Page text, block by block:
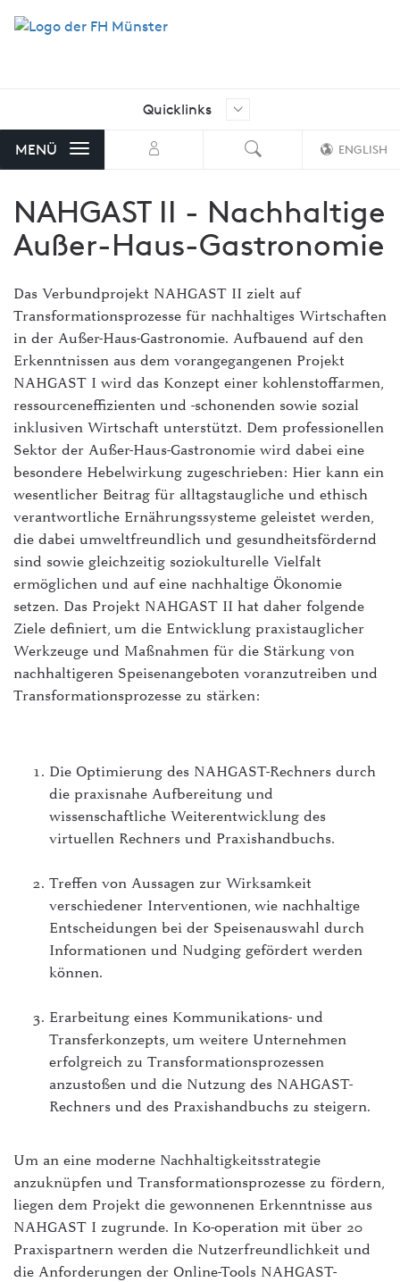
Ich suche nach …
Quicklinks
Aktuelle Stellenangebote der FH
AStA FH Münster
Bibliothek
FH-Shop
FH-Stellenmarkt mit Angeboten
von externen Unternehmen
ILIAS Lernplattform
intern - Die Hochschule
Mensen
myFH-Portal
PLUSPUNKT
Raumvermietung
Studiengänge & Bewerbung
Studium von A-Z
MENÜ ENGLISH
NAHGAST II - Nachhaltige
Außer-Haus-Gastronomie
Das Verbundprojekt NAHGAST II zielt auf
Transformationsprozesse für nachhaltiges Wirtschaften
in der Außer-Haus-Gastronomie. Aufbauend auf den
Erkenntnissen aus dem vorangegangenen Projekt
NAHGAST I wird das Konzept einer kohlenstoffarmen,
ressourceneffizienten und -schonenden sowie sozial
inklusiven Wirtschaft unterstützt. Dem professionellen
Sektor der Außer-Haus-Gastronomie wird dabei eine
besondere Hebelwirkung zugeschrieben: Hier kann ein
wesentlicher Beitrag für alltagstaugliche und ethisch
verantwortliche Ernährungssysteme geleistet werden,
die dabei umweltfreundlich und gesundheitsfördernd
sind sowie gleichzeitig soziokulturelle Vielfalt
ermöglichen und auf eine nachhaltige Ökonomie
setzen. Das Projekt NAHGAST II hat daher folgende
Ziele definiert, um die Entwicklung praxistauglicher
Werkzeuge und Maßnahmen für die Stärkung von
nachhaltigeren Speisenangeboten voranzutreiben und
Transformationsprozesse zu stärken:
Die Optimierung des NAHGAST-Rechners durch
die praxisnahe Aufbereitung und
wissenschaftliche Weiterentwicklung des
virtuellen Rechners und Praxishandbuchs.
Treffen von Aussagen zur Wirksamkeit
verschiedener Interventionen, wie nachhaltige
Entscheidungen bei der Speisenauswahl durch
Informationen und Nudging gefördert werden
können.
Erarbeitung eines Kommunikations- und
Transferkonzepts, um weitere Unternehmen
erfolgreich zu Transformationsprozessen
anzustoßen und die Nutzung des NAHGAST-
Rechners und des Praxishandbuchs zu steigern.
Um an eine moderne Nachhaltigkeitsstrategie
anzuknüpfen und Transformationsprozesse zu fördern,
liegen dem Projekt die gewonnenen Erkenntnisse aus
NAHGAST I zugrunde. In Ko-operation mit über 20
Praxispartnern werden die Nutzerfreundlichkeit und
die Anforderungen der Online-Tools NAHGAST-